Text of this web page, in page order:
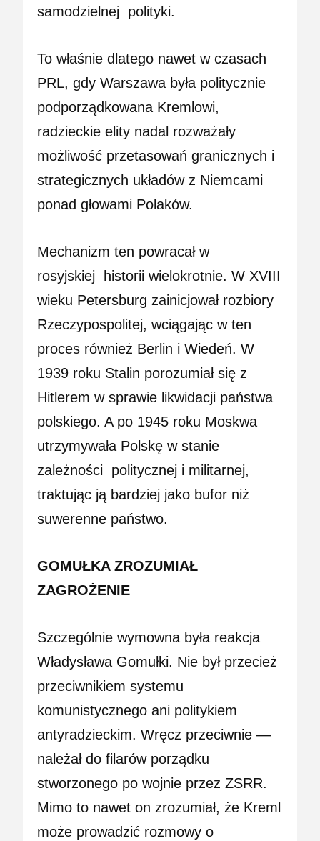
samodzielnej polityki.
To właśnie dlatego nawet w czasach
PRL, gdy Warszawa była politycznie
podporządkowana Kremlowi,
radzieckie elity nadal rozważały
możliwość przetasowań granicznych i
strategicznych układów z Niemcami
ponad głowami Polaków.
Mechanizm ten powracał w
rosyjskiej
historii wielokrotnie. W XVIII
wieku Petersburg zainicjował rozbiory
Rzeczypospolitej, wciągając w ten
proces również Berlin i Wiedeń. W
1939 roku Stalin porozumiał się z
Hitlerem w sprawie likwidacji państwa
polskiego. A po 1945 roku Moskwa
utrzymywała Polskę w stanie
zależności politycznej i militarnej,
traktując ją bardziej jako bufor niż
suwerenne państwo.
GOMUŁKA ZROZUMIAŁ
ZAGROŻENIE
Szczególnie wymowna była reakcja
Władysława Gomułki. Nie był przecież
przeciwnikiem systemu
komunistycznego ani politykiem
antyradzieckim. Wręcz przeciwnie —
należał do filarów porządku
stworzonego po wojnie przez ZSRR.
Mimo to nawet on zrozumiał, że Kreml
może prowadzić rozmowy o